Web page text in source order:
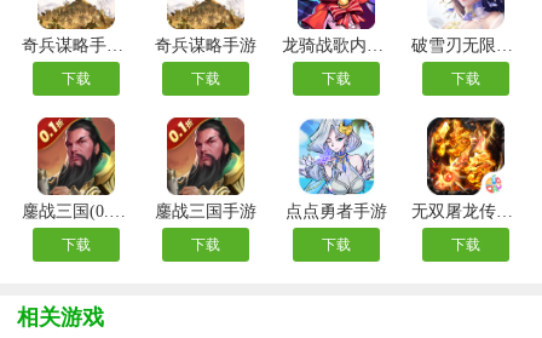
奇兵谋略手游官方版
下载
奇兵谋略手游
下载
龙骑战歌内购版
下载
破雪刃无限代金券版
下载
鏖战三国(0.1折送万元红包)
下载
鏖战三国手游
下载
点点勇者手游
下载
无双屠龙传奇手游
下载
相关游戏